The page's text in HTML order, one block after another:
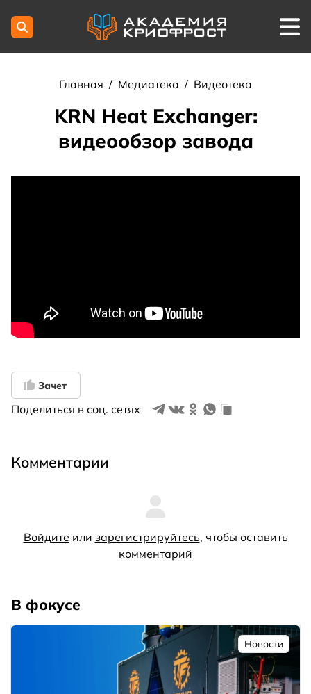
Главная / Медиатека / Видеотека
KRN Heat Exchanger:
видеообзор завода
Зачет
Поделиться в соц. сетях
Комментарии
Войдите или зарегистрируйтесь, чтобы оставить
комментарий
В фокусе
Новости